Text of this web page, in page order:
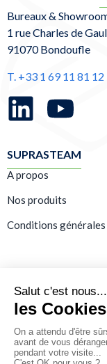
Bureaux &
1 rue Charles de
91070 Bondoufle
T. +33 1 69 11 81 12
SUPRASTEAM
A propos
Nos produits
Conditions
Showroom – Démo
Formation
SAV & maintenance